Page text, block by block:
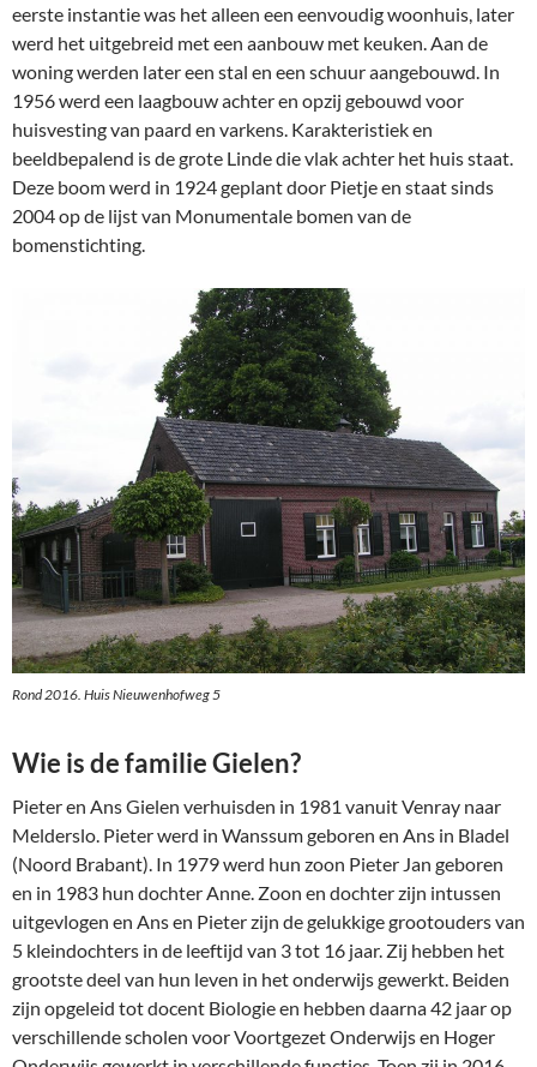
eerste instantie was het alleen een eenvoudig woonhuis, later
werd het uitgebreid met een aanbouw met keuken. Aan de
woning werden later een stal en een schuur aangebouwd. In
1956 werd een laagbouw achter en opzij gebouwd voor
huisvesting van paard en varkens. Karakteristiek en
beeldbepalend is de grote Linde die vlak achter het huis staat.
Deze boom werd in 1924 geplant door Pietje en staat sinds
2004 op de lijst van Monumentale bomen van de
bomenstichting.
Rond 2016. Huis Nieuwenhofweg 5
Wie is de familie Gielen?
Pieter en Ans Gielen verhuisden in 1981 vanuit Venray naar
Melderslo. Pieter werd in Wanssum geboren en Ans in Bladel
(Noord Brabant). In 1979 werd hun zoon Pieter Jan geboren
en in 1983 hun dochter Anne. Zoon en dochter zijn intussen
uitgevlogen en Ans en Pieter zijn de gelukkige grootouders van
5 kleindochters in de leeftijd van 3 tot 16 jaar. Zij hebben het
grootste deel van hun leven in het onderwijs gewerkt. Beiden
zijn opgeleid tot docent Biologie en hebben daarna 42 jaar op
verschillende scholen voor Voortgezet Onderwijs en Hoger